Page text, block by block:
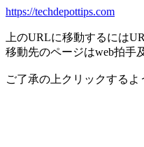
https://techdepottips.com
上のURLに移動するには
移動先のページはweb拍手
ご了承の上クリックするよ